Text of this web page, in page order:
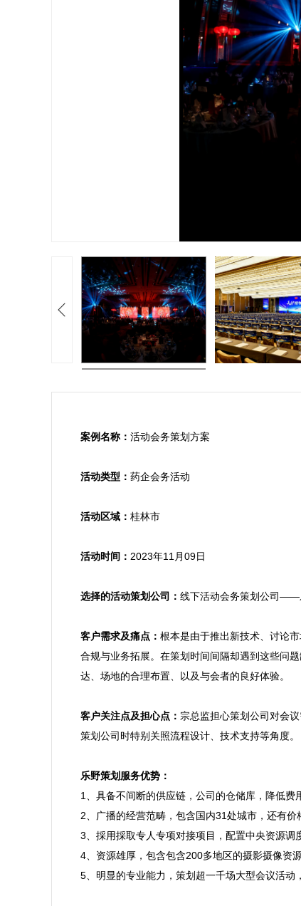
案例名称： 活动会务策划方案
活动类型： 药企会务活动
活动区域： 桂林市
活动时间： 2023年11月09日
选择的活动策划公司： 线下活动会务策划公司——
客户需求及痛点： 根本是由于推出新技术、讨论
合规与业务拓展。在策划时间间隔却遇到这些问
达、场地的合理布置、以及与会者的良好体验。
客户关注点及担心点： 宗总监担心策划公司对会
策划公司时特别关照流程设计、技术支持等角度。
乐野策划服务优势：
1、具备不间断的供应链，公司的仓储库，降低费
2、广播的经营范畴，包含国内31处城市，还有价
3、採用採取专人专项对接项目，配置中央资源调
4、资源雄厚，包含包含200多地区的摄影摄像资
5、明显的专业能力，策划超一千场大型会议活动